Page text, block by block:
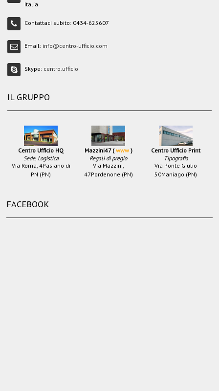
Italia
Contattaci subito: 0434-625607
Email: info@centro-ufficio.com
Skype: centro.ufficio
IL GRUPPO
Centro Ufficio HQ
Sede, Logistica
Via Roma, 4Pasiano di
PN (PN)
Mazzini47 (www)
Regali di pregio
Via Mazzini,
47Pordenone (PN)
Centro Ufficio Print
Tipografia
Via Ponte Giulio
50Maniago (PN)
FACEBOOK